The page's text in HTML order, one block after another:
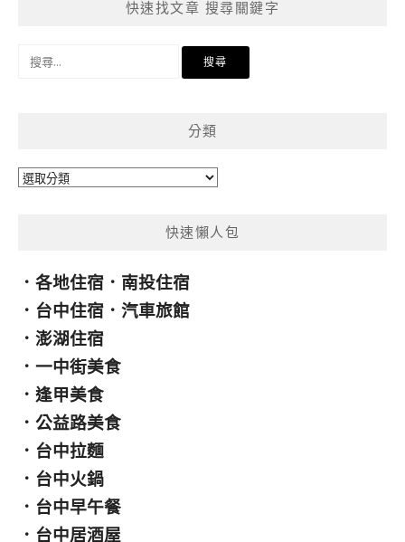
快速找文章 搜尋關鍵字
分類
分
快速懶人包
． 各地住宿 ． 南投住宿
． 台中住宿 ． 汽車旅館
． 澎湖住宿
． 一中街美食
． 逢甲美食
． 公益路美食
． 台中拉麵
． 台中火鍋
． 台中早午餐
． 台中居酒屋